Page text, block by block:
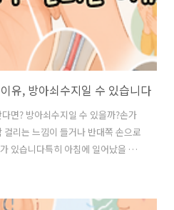
유, 방아쇠수지일 수 있습니다
면? 방아쇠수지일 수 있을까?손가
리는 느낌이 들거나 반대쪽 손으로
있습니다특히 아침에 일어났을 때
이면 조금 나아지는 경험을 하기도
습니다그런데 왜 이름이 ‘방아쇠수